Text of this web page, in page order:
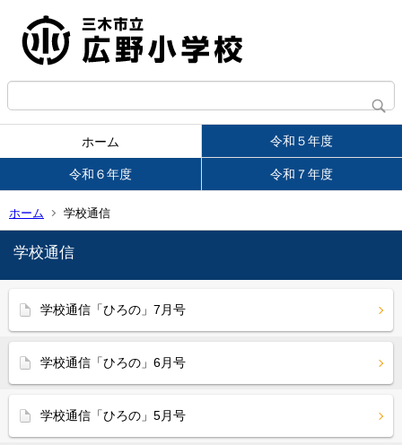
ホーム 令和５年度
令和６年度 令和７年度
ホーム 学校通信
学校通信
学校通信「ひろの」7月号
学校通信「ひろの」6月号
学校通信「ひろの」5月号